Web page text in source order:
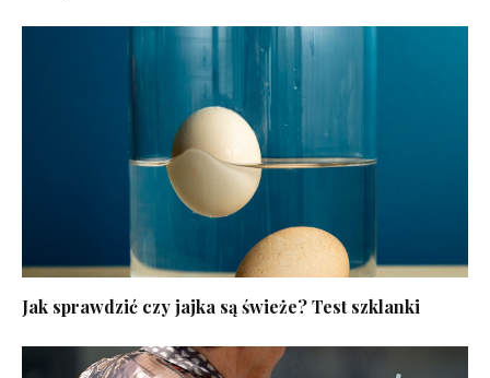
Jak sprawdzić czy jajka są świeże? Test szklanki